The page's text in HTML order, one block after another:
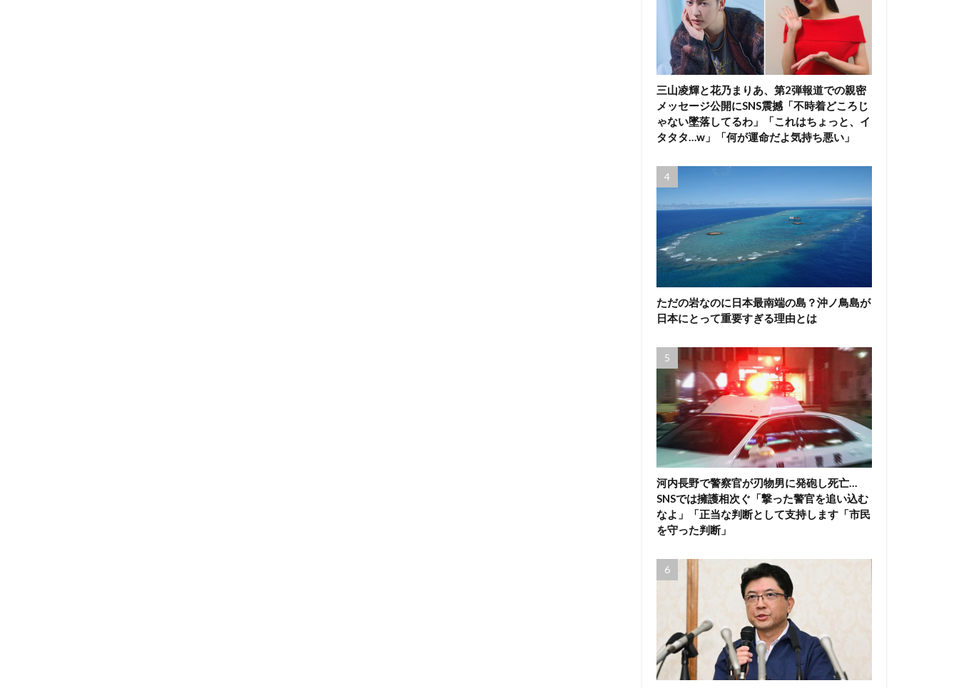
三山凌輝と花乃まりあ、第2弾報道での親密
メッセージ公開にSNS震撼「不時着どころじ
ゃない墜落してるわ」「これはちょっと、イ
タタタ…w」「何が運命だよ気持ち悪い」
ただの岩なのに日本最南端の島？沖ノ鳥島が
日本にとって重要すぎる理由とは
河内長野で警察官が刃物男に発砲し死亡…
SNSでは擁護相次ぐ「撃った警官を追い込む
なよ」「正当な判断として支持します「市民
を守った判断」